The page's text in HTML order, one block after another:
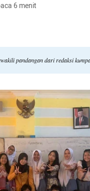
6 menit
pandangan dari redaksi